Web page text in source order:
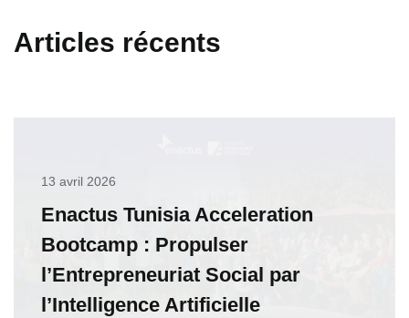
Articles récents
13 avril 2026
Enactus Tunisia Acceleration
Bootcamp : Propulser
l’Entrepreneuriat Social par
l’Intelligence Artificielle